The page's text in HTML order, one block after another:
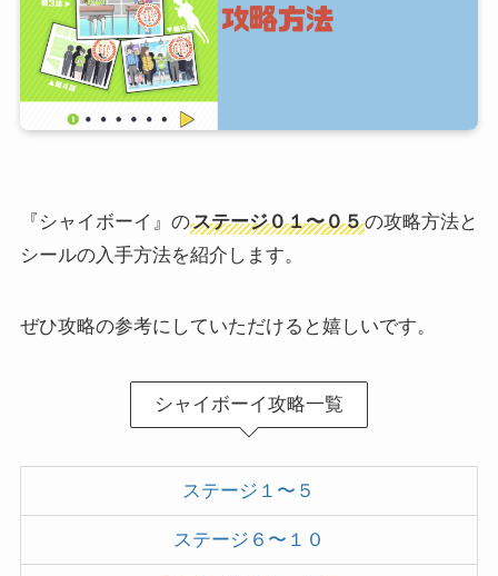
『シャイボーイ』のステージ０１〜０５の攻略方法と
シールの入手方法を紹介します。
ぜひ攻略の参考にしていただけると嬉しいです。
シャイボーイ攻略一覧
ステージ１〜５
ステージ６〜１０